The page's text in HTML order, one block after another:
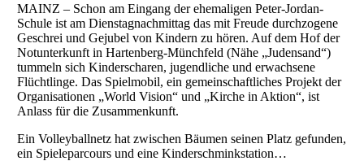
MAINZ – Schon am Eingang der ehemaligen Peter-Jordan-
Schule ist am Dienstagnachmittag das mit Freude durchzogene
Geschrei und Gejubel von Kindern zu hören. Auf dem Hof der
Notunterkunft in Hartenberg-Münchfeld (Nähe „Judensand“)
tummeln sich Kinderscharen, jugendliche und erwachsene
Flüchtlinge. Das Spielmobil, ein gemeinschaftliches Projekt der
Organisationen „World Vision“ und „Kirche in Aktion“, ist
Anlass für die Zusammenkunft.
Ein Volleyballnetz hat zwischen Bäumen seinen Platz gefunden,
ein Spieleparcours und eine Kinderschminkstation…